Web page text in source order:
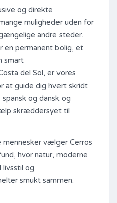
og direkte
muligheder uden for
andre steder.
en permanent bolig, et
smart
del Sol, er vores
at guide dig hvert skridt
og dansk og
skræddersyet til
mennesker vælger Cerros
hvor natur, moderne
livsstil og
smukt sammen.